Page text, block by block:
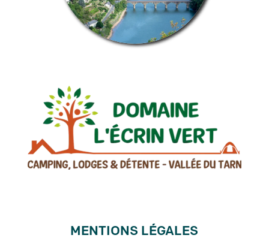
MENTIONS LÉGALES